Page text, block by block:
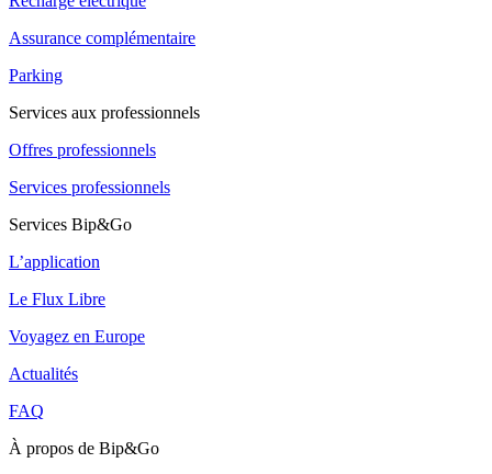
Assurance complémentaire
Parking
Services aux professionnels
Offres professionnels
Services professionnels
Services Bip&Go
L’application
Le Flux Libre
Voyagez en Europe
Actualités
FAQ
À propos de Bip&Go